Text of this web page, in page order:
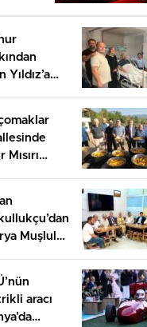
Yıldız’a
Mısırı
Muşlular
aracı